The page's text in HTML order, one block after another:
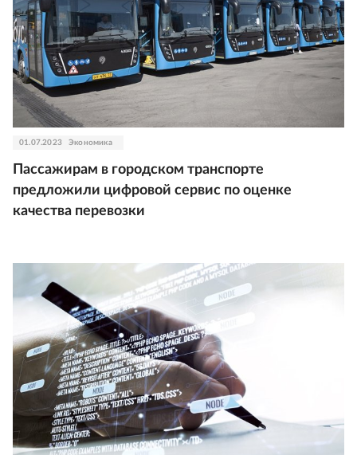
01.07.2023 Экономика
Пассажирам в городском транспорте
предложили цифровой сервис по оценке
качества перевозки